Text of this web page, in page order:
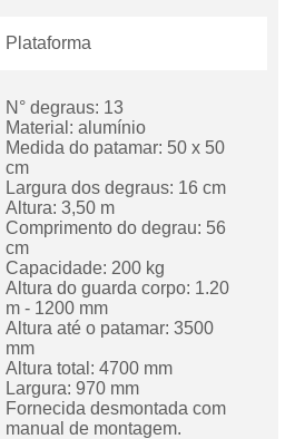
Plataforma
N° degraus: 13
Material: alumínio
Medida do patamar: 50 x 50
cm
Largura dos degraus: 16 cm
Altura: 3,50 m
Comprimento do degrau: 56
cm
Capacidade: 200 kg
Altura do guarda corpo: 1.20
m - 1200 mm
Altura até o patamar: 3500
mm
Altura total: 4700 mm
Largura: 970 mm
Fornecida desmontada com
manual de montagem.